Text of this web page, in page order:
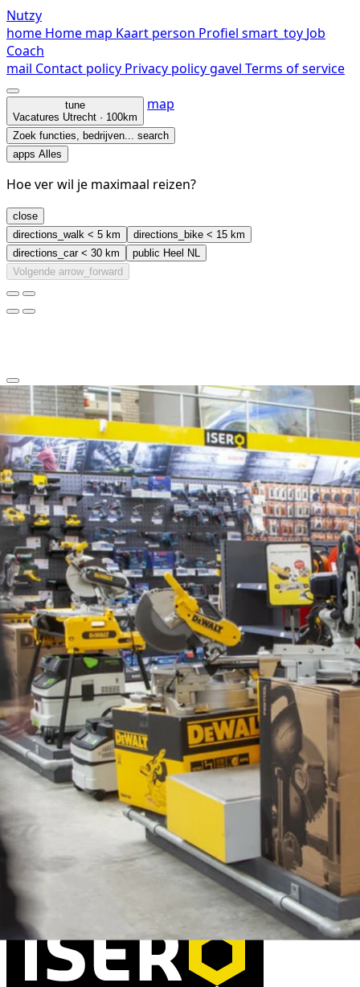
Nutzy
home Home map Kaart person Profiel smart_toy Job
Coach
mail Contact policy Privacy policygavel Terms of service
tune
Vacatures Utrecht · 100km
map
Zoek functies, bedrijven... search
apps Alles
Hoe ver wil je maximaal reizen?
close
directions_walk < 5 km directions_bike < 15 km
directions_car< 30 km public Heel NL
Volgende arrow_forward
clear
arrow_back_ios_new
favorite
share